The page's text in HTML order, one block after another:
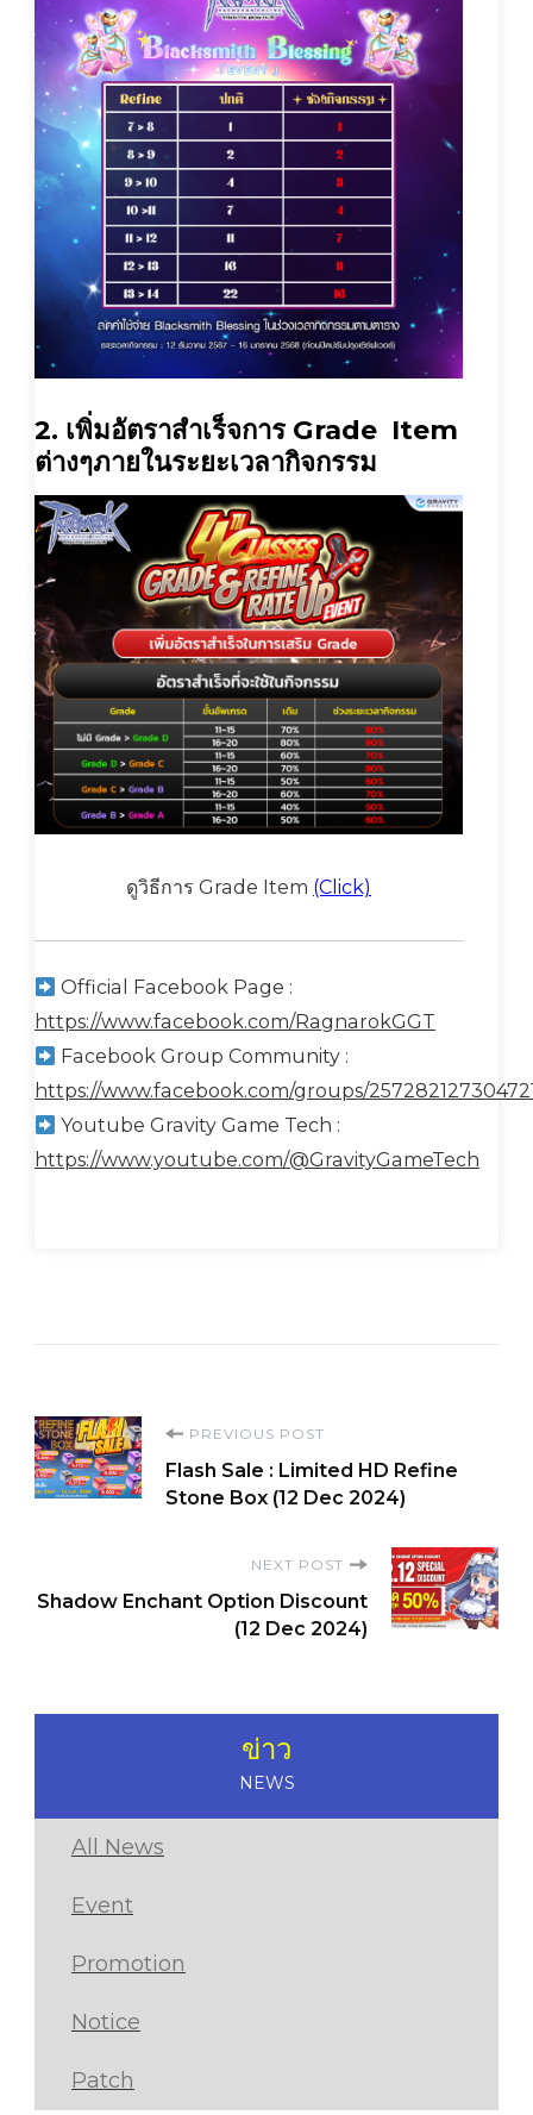
2. เพิ่มอัตราสำเร็จการ Grade Item
ต่างๆภายในระยะเวลากิจกรรม
ดูวิธีการ Grade Item (Click)
Official Facebook Page :
https://www.facebook.com/RagnarokGGT
Facebook Group Community :
https://www.facebook.com/groups/
Youtube Gravity Game Tech :
https://www.youtube.com/@GravityGameTech
Post
Navigation
PREVIOUS POST
Flash Sale : Limited HD Refine
Stone Box (12 Dec 2024)
NEXT POST
Shadow Enchant Option Discount
(12 Dec 2024)
ข่าว
NEWS
All News
Event
Promotion
Notice
Patch